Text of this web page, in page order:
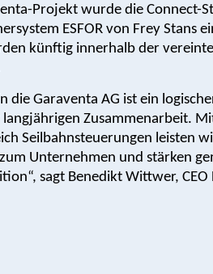
Projekt wurde die Connect-
ESFOR von Frey Stans
künftig innerhalb der
die Garaventa AG ist ein
Zusammenarbeit.
Seilbahnsteuerungen leisten
Unternehmen und stärken
sagt Benedikt Wittwer, CEO